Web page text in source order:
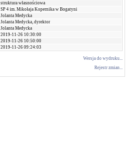
struktura własnościowa
SP 4 im. Mikołaja Kopernika w Bogatyni
Jolanta Medycka
Jolanta Medycka, dyrektor
Jolanta Medycka
2019-11-26 10:30:00
2019-11-26 10:50:00
2019-11-26 09:24:03
Wersja do wydruku...
Rejestr zmian...